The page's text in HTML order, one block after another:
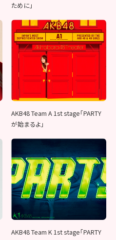
ために」
AKB48 Team A 1st stage「PARTY
が始まるよ」
AKB48 Team K 1st stage「PARTY